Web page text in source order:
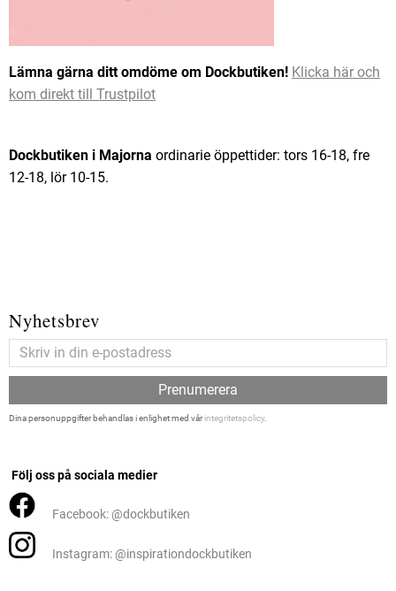
Lämna gärna ditt omdöme om Dockbutiken! Klicka här och
kom direkt till Trustpilot
Dockbutiken i Majorna ordinarie öppettider: tors 16-18, fre
12-18, lör 10-15.
Nyhetsbrev
Prenumerera
Dina personuppgifter behandlas i enlighet med vårintegritetspolicy.
Följ oss på sociala medier
Facebook: @dockbutiken
Instagram: @inspirationdockbutiken